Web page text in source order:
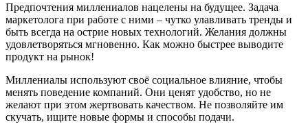
Предпочтения миллениалов нацелены на будущее. Задача
маркетолога при работе с ними – чутко улавливать тренды и
быть всегда на острие новых технологий. Желания должны
удовлетворяться мгновенно. Как можно быстрее выводите
продукт на рынок!
Миллениалы используют своё социальное влияние, чтобы
менять поведение компаний. Они ценят удобство, но не
желают при этом жертвовать качеством. Не позволяйте им
скучать, ищите новые формы и способы подачи.